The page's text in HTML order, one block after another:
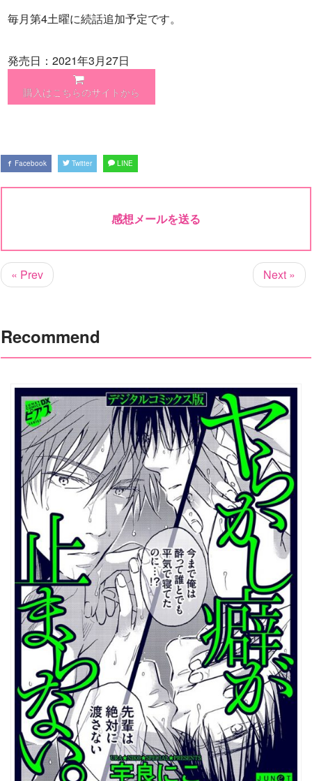
毎月第4土曜に続話追加予定です。
発売日：2021年3月27日
購入はこちらのサイトから
Facebook Twitter LINE
感想メールを送る
« Prev Next »
Recommend